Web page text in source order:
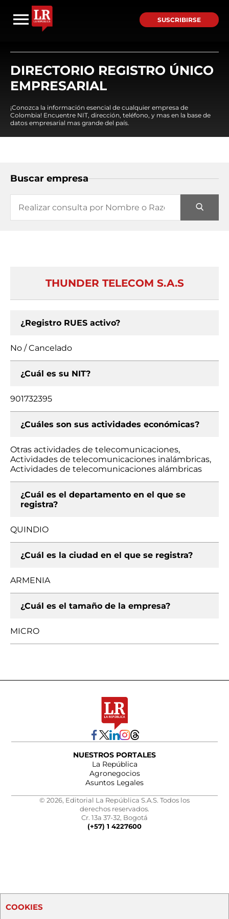
SUSCRIBIRSE
DIRECTORIO REGISTRO ÚNICO
EMPRESARIAL
¡Conozca la información esencial de cualquier empresa de
Colombia! Encuentre NIT, dirección, teléfono, y mas en la base de
datos empresarial mas grande del país.
Buscar empresa
THUNDER TELECOM S.A.S
¿Registro RUES activo?
No / Cancelado
¿Cuál es su NIT?
901732395
¿Cuáles son sus actividades económicas?
Otras actividades de telecomunicaciones,
Actividades de telecomunicaciones inalámbricas,
Actividades de telecomunicaciones alámbricas
¿Cuál es el departamento en el que se
registra?
QUINDIO
¿Cuál es la ciudad en el que se registra?
ARMENIA
¿Cuál es el tamaño de la empresa?
MICRO
NUESTROS PORTALES
La República
Agronegocios
Asuntos Legales
© 2026, Editorial La República S.A.S. Todos los
derechos reservados.
Cr. 13a 37-32, Bogotá
(+57) 1 4227600
COOKIES